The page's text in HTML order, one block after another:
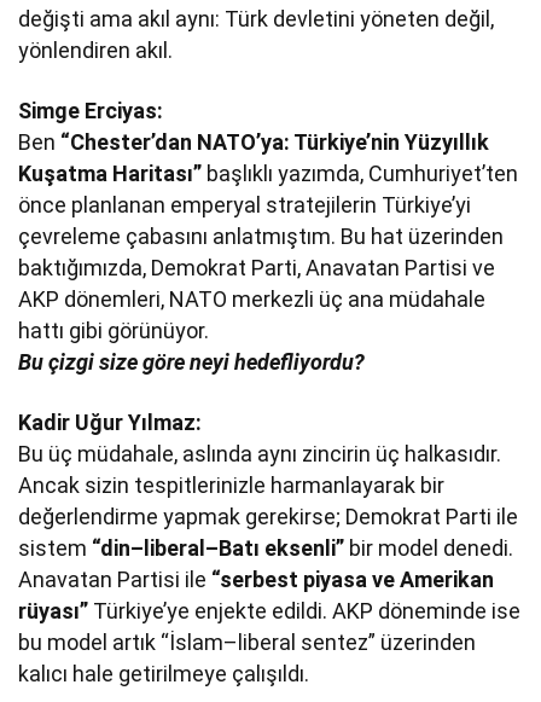
değişti ama akıl aynı: Türk devletini yöneten değil,
yönlendiren akıl.
Simge Erciyas:
Ben “Chester’dan NATO’ya: Türkiye’nin Yüzyıllık
Kuşatma Haritası” başlıklı yazımda, Cumhuriyet’ten
önce planlanan emperyal stratejilerin Türkiye’yi
çevreleme çabasını anlatmıştım. Bu hat üzerinden
baktığımızda, Demokrat Parti, Anavatan Partisi ve
AKP dönemleri, NATO merkezli üç ana müdahale
hattı gibi görünüyor.
Bu çizgi size göre neyi hedefliyordu?
Kadir Uğur Yılmaz:
Bu üç müdahale, aslında aynı zincirin üç halkasıdır.
Ancak sizin tespitlerinizle harmanlayarak bir
değerlendirme yapmak gerekirse; Demokrat Parti ile
sistem “din–liberal–Batı eksenli” bir model denedi.
Anavatan Partisi ile “serbest piyasa ve Amerikan
rüyası” Türkiye’ye enjekte edildi. AKP döneminde ise
bu model artık “İslam–liberal sentez” üzerinden
kalıcı hale getirilmeye çalışıldı.